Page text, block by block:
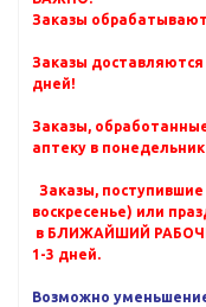
Заказы
Заказы
дней!
Заказы,
аптеку в
Заказы,
воскресенье) или
в БЛИЖАЙШИЙ
1-3 дней.
Возможно уменьшение